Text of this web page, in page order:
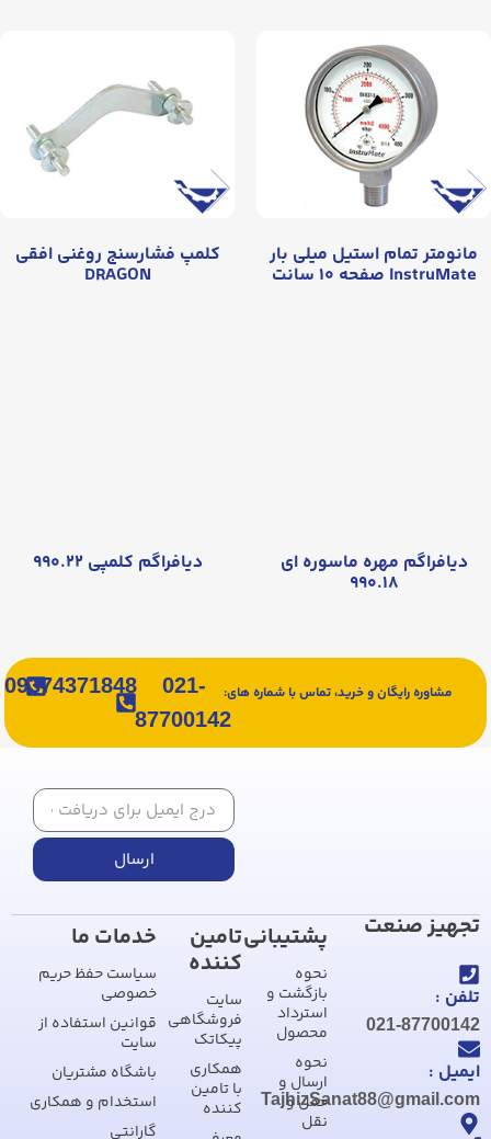
مانومتر تمام استیل میلی بار
InstruMate صفحه ۱۰ سانت
کلمپ فشارسنج روغنی افقی
DRAGON
دیافراگم مهره ماسوره ای
۹۹۰.۱۸
دیافراگم کلمپی ۹۹۰.۲۲
مشاوره رایگان و خرید، تماس با شماره های:
021-
87700142
09374371848
ارسال
تجهیز صنعت
تلفن :
021-87700142
ایمیل :
TajhizSanat88@gmail.com
پشتیبانی
نحوه
بازگشت و
استرداد
محصول
نحوه
ارسال و
حمل و
نقل
تامین
کننده
سایت
فروشگاهی
پیکاتک
همکاری
با تامین
کننده
خدمات ما
سیاست حفظ حریم
خصوصی
قوانین استفاده از
سایت
باشگاه مشتریان
استخدام و همکاری
گارانتی